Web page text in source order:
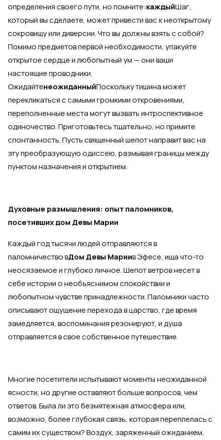
определения своего пути, но помните:каждыйШаг,
который вы сделаете, может привести вас к неоткрытому
сокровищу или диверсии. Что вы должны взять с собой?
Помимо предметов первой необходимости, упакуйте
открытое сердце и любопытный ум — они ваши
настоящие проводники.
ОжидайтенеожиданныйПоскольку тишина может
перекликаться с самыми громкими откровениями,
переполненные места могут вызвать интроспективное
одиночество. Приготовьтесь тщательно, но примите
спонтанность. Пусть священный шепот направит вас на
эту преобразующую одиссею, размывая границы между
пунктом назначения и открытием.
Духовные размышления: опыт паломников,
посетивших дом Девы Марии
Каждый год тысячи людей отправляются в
паломничество вДом Девы Мариив Эфесе, ища что-то
неосязаемое и глубоко личное. Шепот ветров несет в
себе истории о необъяснимом спокойствии и
любопытном чувстве принадлежности. Паломники часто
описывают ощущение перехода в царство, где время
замедляется, воспоминания резонируют, и душа
отправляется в свое собственное путешествие.
Многие посетители испытывают моменты неожиданной
ясности, но другие оставляют больше вопросов, чем
ответов. Была ли это безмятежная атмосфера или,
возможно, более глубокая связь, которая переплелась с
самим их существом? Воздух, заряженный ожиданием,